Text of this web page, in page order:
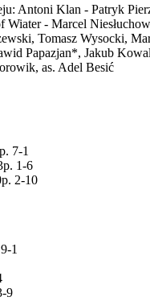
Antoni Klan - Patryk
Wiater - Marcel
Tomasz Wysocki,
Papazjan*, Jakub
as. Adel Besić
7-1
1-6
2-10
1
9